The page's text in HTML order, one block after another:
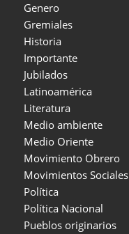
Genero
Gremiales
Historia
Importante
Jubilados
Latinoamérica
Literatura
Medio ambiente
Medio Oriente
Movimiento Obrero
Movimientos Sociales
Política
Política Nacional
Pueblos originarios